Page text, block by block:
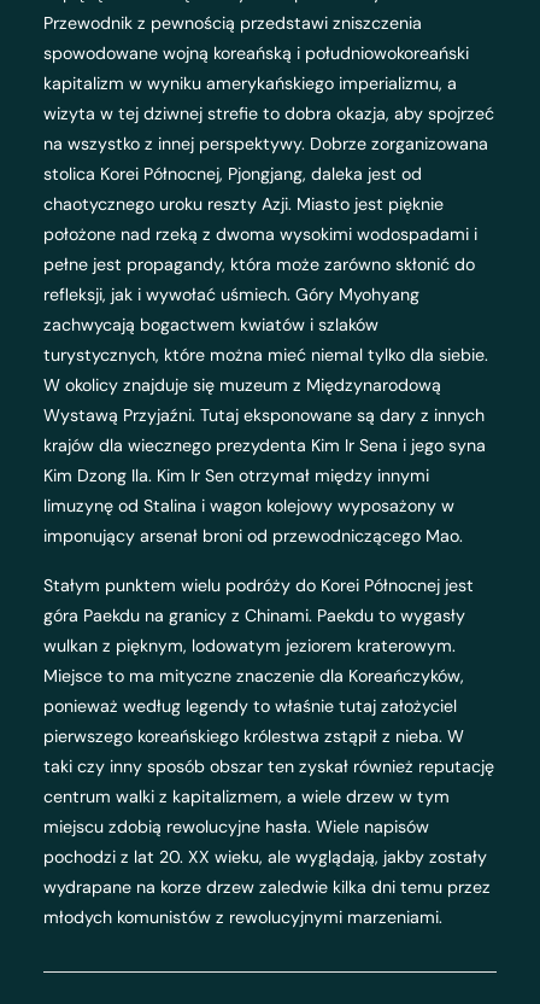
Przewodnik z pewnością przedstawi zniszczenia
spowodowane wojną koreańską i południowokoreański
kapitalizm w wyniku amerykańskiego imperializmu, a
wizyta w tej dziwnej strefie to dobra okazja, aby spojrzeć
na wszystko z innej perspektywy. Dobrze zorganizowana
stolica Korei Północnej, Pjongjang, daleka jest od
chaotycznego uroku reszty Azji. Miasto jest pięknie
położone nad rzeką z dwoma wysokimi wodospadami i
pełne jest propagandy, która może zarówno skłonić do
refleksji, jak i wywołać uśmiech. Góry Myohyang
zachwycają bogactwem kwiatów i szlaków
turystycznych, które można mieć niemal tylko dla siebie.
W okolicy znajduje się muzeum z Międzynarodową
Wystawą Przyjaźni. Tutaj eksponowane są dary z innych
krajów dla wiecznego prezydenta Kim Ir Sena i jego syna
Kim Dzong Ila. Kim Ir Sen otrzymał między innymi
limuzynę od Stalina i wagon kolejowy wyposażony w
imponujący arsenał broni od przewodniczącego Mao.
Stałym punktem wielu podróży do Korei Północnej jest
góra Paekdu na granicy z Chinami. Paekdu to wygasły
wulkan z pięknym, lodowatym jeziorem kraterowym.
Miejsce to ma mityczne znaczenie dla Koreańczyków,
ponieważ według legendy to właśnie tutaj założyciel
pierwszego koreańskiego królestwa zstąpił z nieba. W
taki czy inny sposób obszar ten zyskał również reputację
centrum walki z kapitalizmem, a wiele drzew w tym
miejscu zdobią rewolucyjne hasła. Wiele napisów
pochodzi z lat 20. XX wieku, ale wyglądają, jakby zostały
wydrapane na korze drzew zaledwie kilka dni temu przez
młodych komunistów z rewolucyjnymi marzeniami.